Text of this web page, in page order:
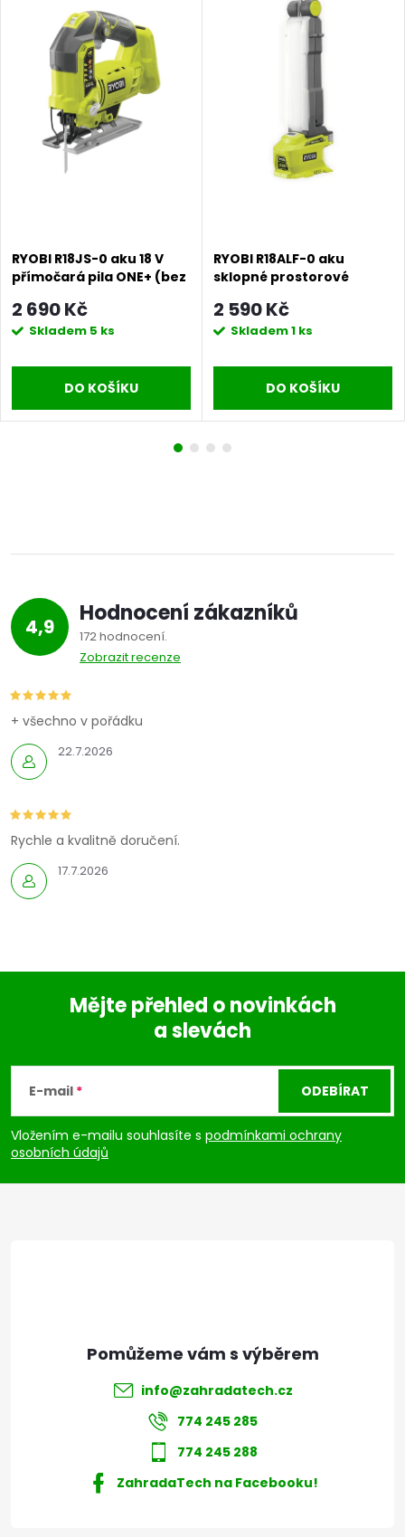
RYOBI R18JS-0 aku 18 V
přímočará pila ONE+ (bez
2 690 Kč
Skladem 5 ks
DO KOŠÍKU
RYOBI R18ALF-0 aku
sklopné prostorové
a nabíječky)
2 590 Kč
Skladem1 ks
DO KOŠÍKU
4,9 Hodnocení zákazníků
172 hodnocení
Zobrazit recenze
22.7.2026
+ všechno v pořádku
17.7.2026
Rychle a kvalitně doručení.
p
a
Mějte přehled o novinkách
a slevách
E-mail
Vložením e-mailu souhlasíte s podmínkami ochrany
osobních údajů
ODEBÍRAT
info@zahradatech.cz
774 245 285
774 245 288
ZahradaTech na Facebooku!